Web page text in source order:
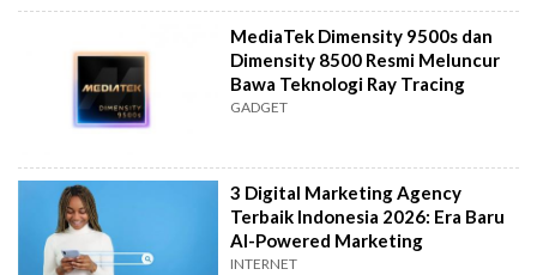
MediaTek Dimensity 9500s dan
Dimensity 8500 Resmi Meluncur
Bawa Teknologi Ray Tracing
GADGET
3 Digital Marketing Agency
Terbaik Indonesia 2026: Era Baru
AI-Powered Marketing
INTERNET